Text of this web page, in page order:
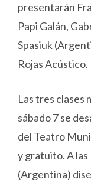
presentarán
Papi Galán,
Spasiuk
Rojas Acústico.
Las tres clases
sábado 7 se
del Teatro
y gratuito. A
(Argentina)